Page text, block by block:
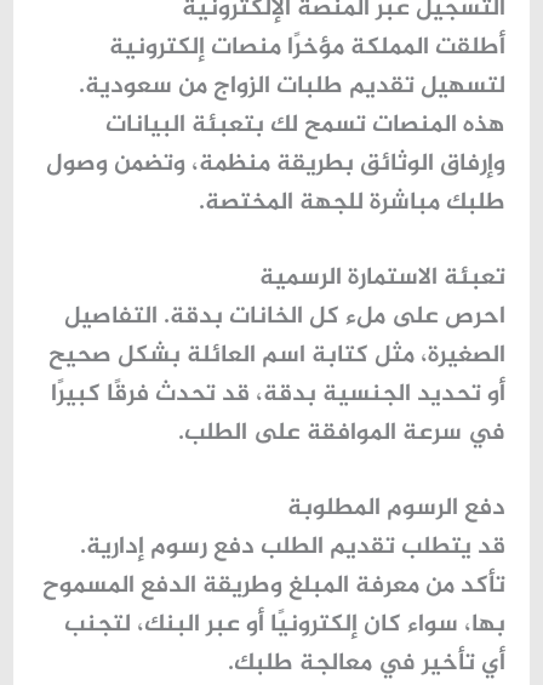
التسجيل عبر المنصة الإلكترونية
أطلقت المملكة مؤخرًا منصات إلكترونية
لتسهيل تقديم طلبات الزواج من سعودية.
هذه المنصات تسمح لك بتعبئة البيانات
وإرفاق الوثائق بطريقة منظمة، وتضمن وصول
طلبك مباشرة للجهة المختصة.
تعبئة الاستمارة الرسمية
احرص على ملء كل الخانات بدقة. التفاصيل
الصغيرة، مثل كتابة اسم العائلة بشكل صحيح
أو تحديد الجنسية بدقة، قد تحدث فرقًا كبيرًا
في سرعة الموافقة على الطلب.
دفع الرسوم المطلوبة
قد يتطلب تقديم الطلب دفع رسوم إدارية.
تأكد من معرفة المبلغ وطريقة الدفع المسموح
بها، سواء كان إلكترونيًا أو عبر البنك، لتجنب
أي تأخير في معالجة طلبك.